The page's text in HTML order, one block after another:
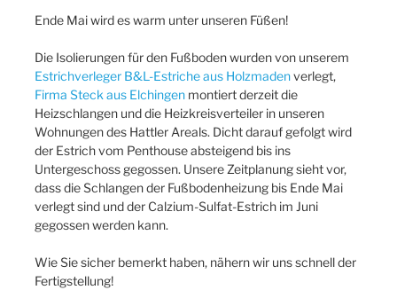
Ende Mai wird es warm unter unseren Füßen!
Die Isolierungen für den Fußboden wurden von unserem
Estrichverleger B&L-Estriche aus Holzmadenverlegt,
Firma Steck aus Elchingen montiert derzeit die
Heizschlangen und die Heizkreisverteiler in unseren
Wohnungen des Hattler Areals. Dicht darauf gefolgt wird
der Estrich vom Penthouse absteigend bis ins
Untergeschoss gegossen. Unsere Zeitplanung sieht vor,
dass die Schlangen der Fußbodenheizung bis Ende Mai
verlegt sind und der Calzium-Sulfat-Estrich im Juni
gegossen werden kann.
Wie Sie sicher bemerkt haben, nähern wir uns schnell der
Fertigstellung!